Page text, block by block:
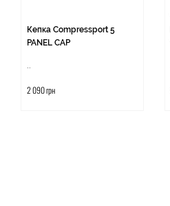
Кепка Compressport 5
PANEL CAP
2 090 грн